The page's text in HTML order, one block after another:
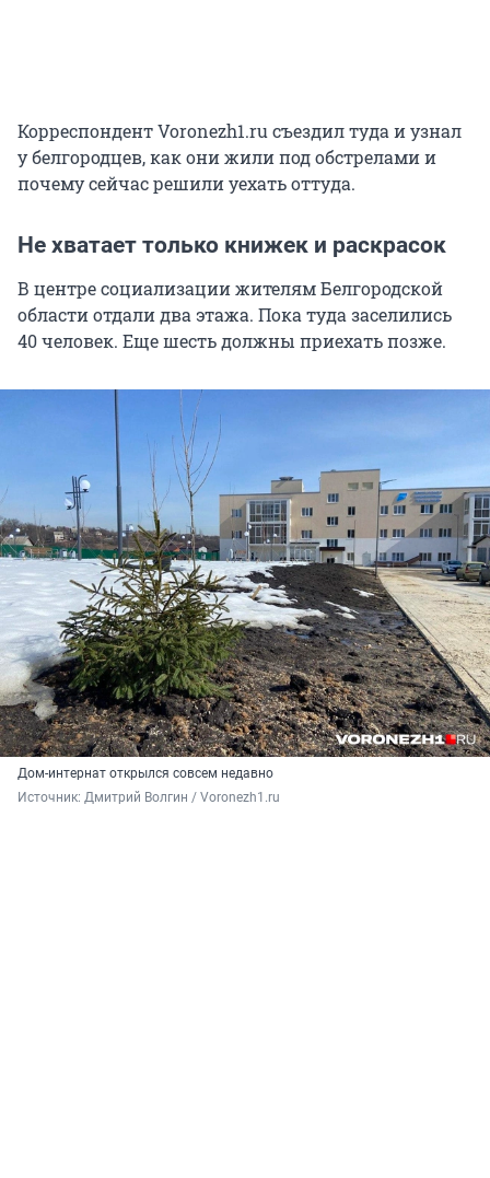
Корреспондент Voronezh1.ru съездил туда и узнал
у белгородцев, как они жили под обстрелами и
почему сейчас решили уехать оттуда.
Не хватает только книжек и раскрасок
В центре социализации жителям Белгородской
области отдали два этажа. Пока туда заселились
40 человек. Еще шесть должны приехать позже.
Дом-интернат открылся совсем недавно
Источник: Дмитрий Волгин / Voronezh1.ru